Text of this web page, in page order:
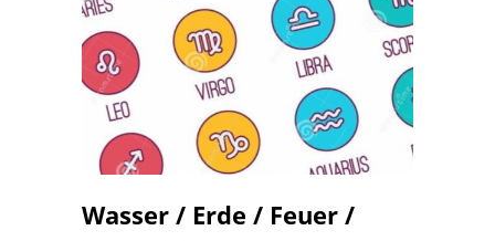
Wasser / Erde / Feuer /